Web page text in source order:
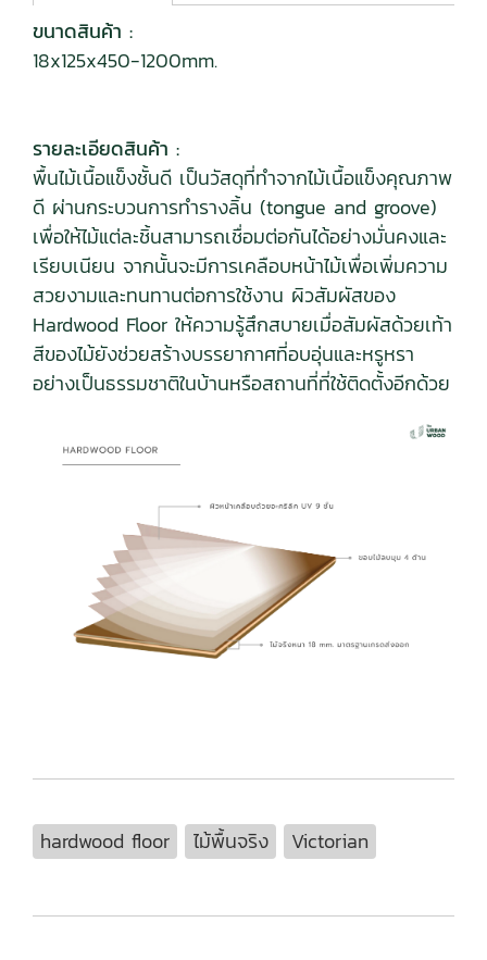
ขนาดสินค้า :
18x125x450-1200mm.
รายละเอียดสินค้า :
พื้นไม้เนื้อแข็งชั้นดี เป็นวัสดุที่ทำจากไม้เนื้อแข็งคุณภาพ
ดี ผ่านกระบวนการทำรางลิ้น (tongue and groove)
เพื่อให้ไม้แต่ละชิ้นสามารถเชื่อมต่อกันได้อย่างมั่นคงและ
เรียบเนียน จากนั้นจะมีการเคลือบหน้าไม้เพื่อเพิ่มความ
สวยงามและทนทานต่อการใช้งาน ผิวสัมผัสของ
Hardwood Floor ให้ความรู้สึกสบายเมื่อสัมผัสด้วยเท้า
สีของไม้ยังช่วยสร้างบรรยากาศที่อบอุ่นและหรูหรา
อย่างเป็นธรรมชาติในบ้านหรือสถานที่ที่ใช้ติดตั้งอีกด้วย
hardwood floor ไม้พื้นจริง Victorian